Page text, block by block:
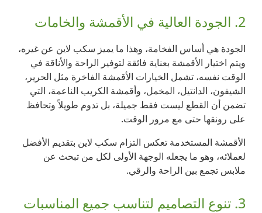
2. الجودة العالية في الأقمشة والخامات
الجودة هي أساس الفخامة، وهذا ما يميز سكب لاين عن غيره،
ويتم اختيار الأقمشة بعناية فائقة لتوفير الراحة والأناقة في
الوقت نفسه، تشمل الخيارات الأقمشة الفاخرة مثل الحرير،
الشيفون، الدانتيل، المخمل، وأقمشة الكريب الناعمة، التي
تضمن أن القطع ليست فقط جميلة، بل تدوم طويلاً وتحافظ
على رونقها حتى مع مرور الوقت.
الأقمشة المستخدمة تعكس التزام سكب لاين بتقديم الأفضل
لعملائه، وهو ما يجعله الوجهة الأولى لكل من تبحث عن
ملابس تجمع بين الراحة والرقي.
3. تنوع التصاميم لتناسب جميع المناسبات